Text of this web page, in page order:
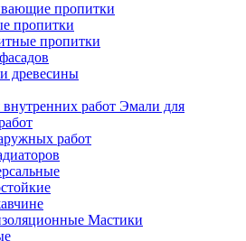
пропитки
пропитки
пропитки
древесины
Эмали для
работ
Мастики